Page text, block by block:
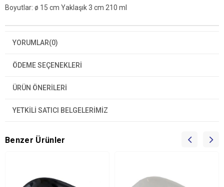
Boyutlar: ø 15 cm Yaklaşık 3 cm 210 ml
YORUMLAR(0)
ÖDEME SEÇENEKLERI
ÜRÜN ÖNERILERI
YETKİLİ SATICI BELGELERİMİZ
Benzer Ürünler